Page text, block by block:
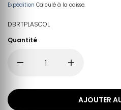
Expédition Calculé à la caisse.
DBRTPLASCOL
Quantité
AJOUTER